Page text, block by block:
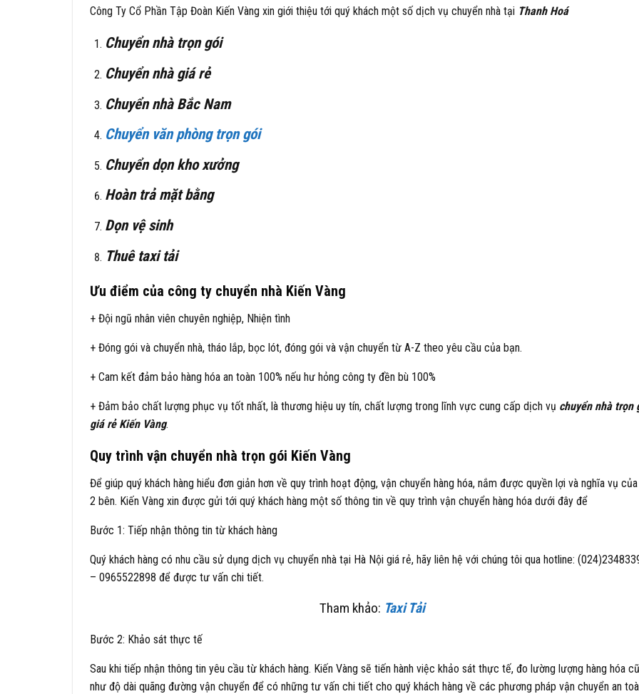
Công Ty Cổ Phần Tập Đoàn Kiến Vàng xin giới thiệu tới quý khách một số dịch vụ chuyển nhà tại Thanh Hoá
Chuyển nhà trọn gói
Chuyển nhà giá rẻ
Chuyển nhà Bắc Nam
Chuyển văn phòng trọn gói
Chuyển dọn kho xưởng
Hoàn trả mặt bằng
Dọn vệ sinh
Thuê taxi tải
Ưu điểm của công ty chuyển nhà Kiến Vàng
+ Đội ngũ nhân viên chuyên nghiệp, Nhiện tình
+ Đóng gói và chuyển nhà, tháo lắp, bọc lót, đóng gói và vận chuyển từ A-Z theo yêu cầu của bạn.
+ Cam kết đảm bảo hàng hóa an toàn 100% nếu hư hỏng công ty đền bù 100%
+ Đảm bảo chất lượng phục vụ tốt nhất, là thương hiệu uy tín, chất lượng trong lĩnh vực cung cấp dịch vụ chuyển nhà trọn
giá rẻ Kiến Vàng.
Quy trình vận chuyển nhà trọn gói Kiến Vàng
Để giúp quý khách hàng hiểu đơn giản hơn về quy trình hoạt động, vận chuyển hàng hóa, nắm được quyền lợi và nghĩa vụ
2 bên. Kiến Vàng xin được gửi tới quý khách hàng một số thông tin về quy trình vận chuyển hàng hóa dưới đây để
Bước 1: Tiếp nhận thông tin từ khách hàng
Quý khách hàng có nhu cầu sử dụng dịch vụ chuyển nhà tại Hà Nội giá rẻ, hãy liên hệ với chúng tôi qua hotline:
– 0965522898 để được tư vấn chi tiết.
Tham khảo: Taxi Tải
Bước 2: Khảo sát thực tế
Sau khi tiếp nhận thông tin yêu cầu từ khách hàng. Kiến Vàng sẽ tiến hành việc khảo sát thực tế, đo lường lượng hàng hóa
như độ dài quãng đường vận chuyển để có những tư vấn chi tiết cho quý khách hàng về các phương pháp vận chuyển an